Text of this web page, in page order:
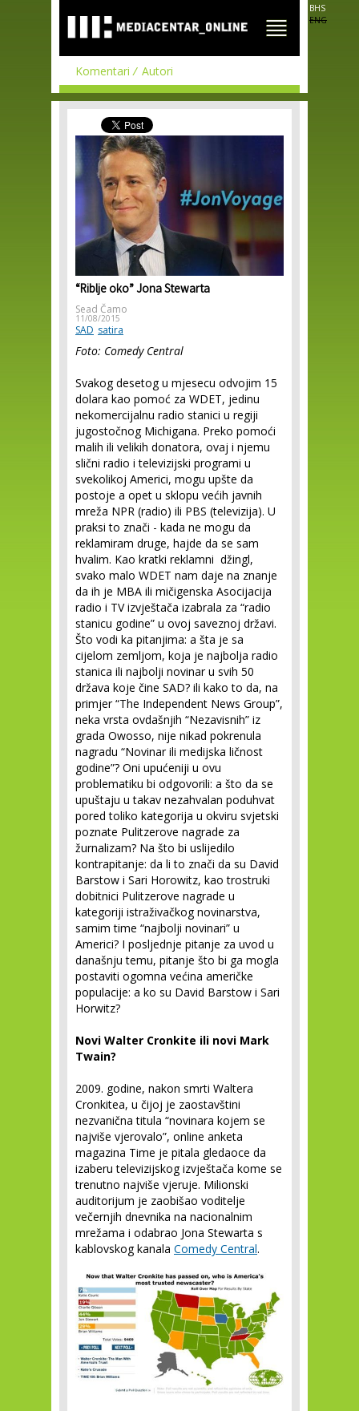
main
content
BHS
ENG
Komentari Autori
“Riblje oko” Jona Stewarta
Sead Čamo
11/08/2015
SAD satira
Foto: Comedy Central
Svakog desetog u mjesecu odvojim 15
dolara kao pomoć za WDET, jedinu
nekomercijalnu radio stanici u regiji
jugostočnog Michigana. Preko pomoći
malih ili velikih donatora, ovaj i njemu
slični radio i televizijski programi u
svekolikoj Americi, mogu upšte da
postoje a opet u sklopu većih javnih
mreža NPR (radio) ili PBS (televizija). U
praksi to znači - kada ne mogu da
reklamiram druge, hajde da se sam
hvalim. Kao kratki reklamni džingl,
svako malo WDET nam daje na znanje
da ih je MBA ili mičigenska Asocijacija
radio i TV izvještača izabrala za “radio
stanicu godine” u ovoj saveznoj državi.
Što vodi ka pitanjima: a šta je sa
cijelom zemljom, koja je najbolja radio
stanica ili najbolji novinar u svih 50
država koje čine SAD? ili kako to da, na
primjer “The Independent News Group”,
neka vrsta ovdašnjih “Nezavisnih” iz
grada Owosso, nije nikad pokrenula
nagradu “Novinar ili medijska ličnost
godine”? Oni upućeniji u ovu
problematiku bi odgovorili: a što da se
upuštaju u takav nezahvalan poduhvat
pored toliko kategorija u okviru svjetski
poznate Pulitzerove nagrade za
žurnalizam? Na što bi uslijedilo
kontrapitanje: da li to znači da su David
Barstow i Sari Horowitz, kao trostruki
dobitnici Pulitzerove nagrade u
kategoriji istraživačkog novinarstva,
samim time “najbolji novinari” u
Americi? I posljednje pitanje za uvod u
današnju temu, pitanje što bi ga mogla
postaviti ogomna većina američke
populacije: a ko su David Barstow i Sari
Horwitz?
Novi Walter Cronkite ili novi Mark
Twain?
2009. godine, nakon smrti Waltera
Cronkitea, u čijoj je zaostavštini
nezvanična titula “novinara kojem se
najviše vjerovalo”, online anketa
magazina Time je pitala gledaoce da
izaberu televizijskog izvještača kome se
trenutno najviše vjeruje. Milionski
auditorijum je zaobišao voditelje
večernjih dnevnika na nacionalnim
mrežama i odabrao Jona Stewarta s
kablovskog kanala Comedy Central.